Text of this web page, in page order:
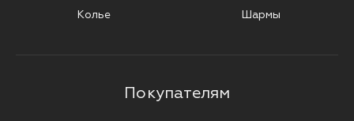
Колье
Шармы
Покупателям